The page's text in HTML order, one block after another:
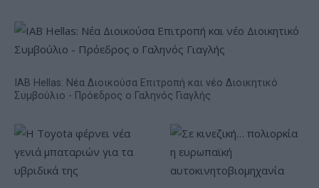
IAB Hellas: Νέα Διοικούσα Επιτροπή και νέο Διοικητικό
Συμβούλιο - Πρόεδρος ο Γαληνός Γιαγλής